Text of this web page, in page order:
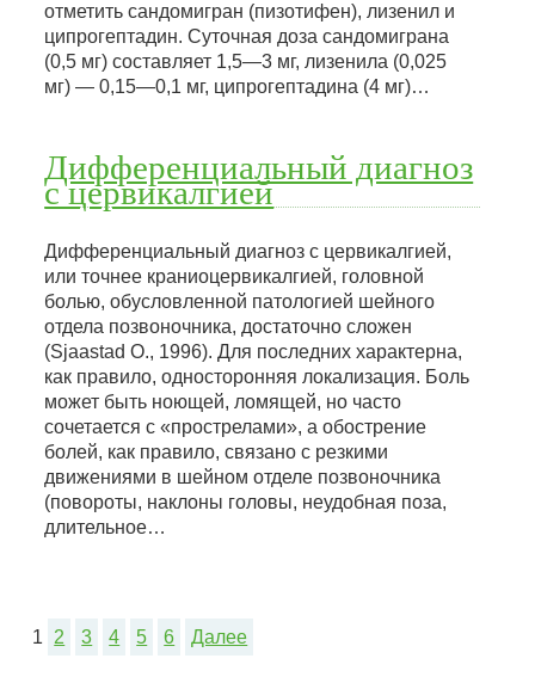
отметить сандомигран (пизотифен), лизенил и
ципрогептадин. Суточная доза сандомиграна
(0,5 мг) составляет 1,5—3 мг, лизенила (0,025
мг) — 0,15—0,1 мг, ципрогептадина (4 мг)…
Дифференциальный диагноз
с цервикалгией
Дифференциальный диагноз с цервикалгией,
или точнее краниоцервикалгией, головной
болью, обусловленной патологией шейного
отдела позвоночника, достаточно сложен
(Sjaastad О., 1996). Для последних характерна,
как правило, односторонняя локализация. Боль
может быть ноющей, ломящей, но часто
сочетается с «прострелами», а обострение
болей, как правило, связано с резкими
движениями в шейном отделе позвоночника
(повороты, наклоны головы, неудобная поза,
длительное…
1 2 3 4 5 6 Далее